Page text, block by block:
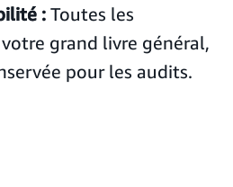
:Toutes les
grand livre général,
pour les audits.